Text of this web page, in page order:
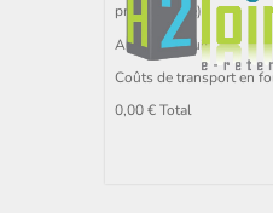
produit
(vide)
Aucun produit
Coûts de transport en
0,00 €Total